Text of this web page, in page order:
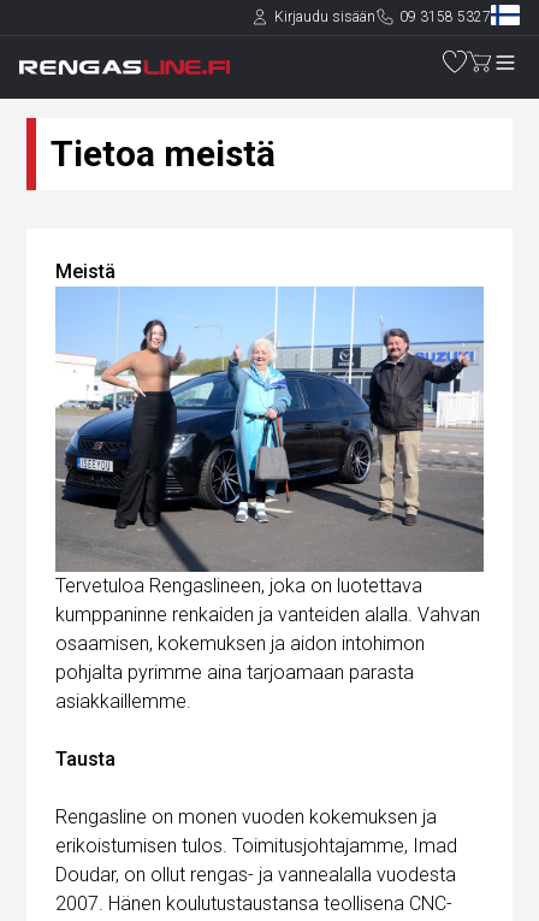
Kirjaudu sisään 09 3158 5327
Tietoa meistä
Meistä
Tervetuloa Rengaslineen, joka on luotettava
kumppaninne renkaiden ja vanteiden alalla. Vahvan
osaamisen, kokemuksen ja aidon intohimon
pohjalta pyrimme aina tarjoamaan parasta
asiakkaillemme.
Tausta
Rengasline on monen vuoden kokemuksen ja
erikoistumisen tulos. Toimitusjohtajamme, Imad
Doudar, on ollut rengas- ja vannealalla vuodesta
2007. Hänen koulutustaustansa teollisena CNC-